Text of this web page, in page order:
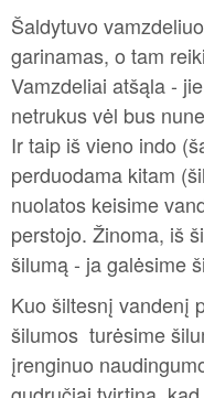
Šaldytuvo
garinamas, o tam
Vamzdeliai atšąla -
netrukus vėl bus
Ir taip iš vieno indo
perduodama kitam
nuolatos keisime
perstojo. Žinoma, iš
šilumą - ja galėsime
Kuo šiltesnį vandenį
šilumos turėsime
įrenginuo